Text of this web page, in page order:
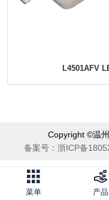
Copyright ©温
备案号： 浙ICP备
菜单 产品